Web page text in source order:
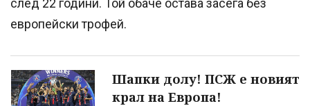
след 22 години. Той обаче остава засега без
европейски трофей.
Шапки долу! ПСЖ е новият
крал на Европа!